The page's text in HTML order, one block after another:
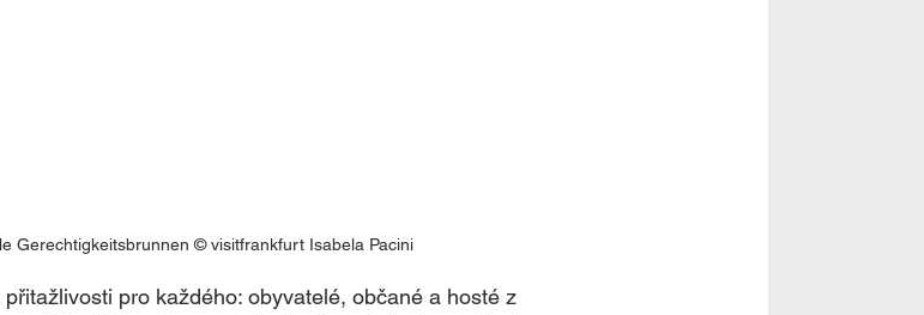
Gerechtigkeitsbrunnen © visitfrankfurt Isabela Pacini
pro každého: obyvatelé, občané a hosté z